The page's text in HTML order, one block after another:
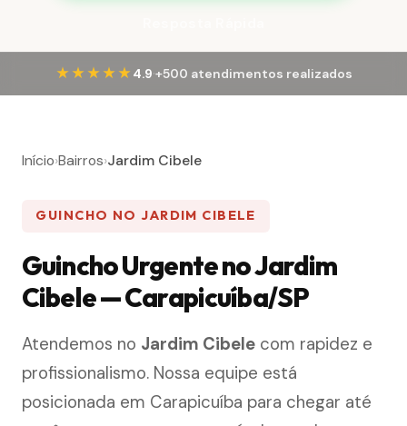
★★★★★ 4.9·+500 atendimentos realizados
Início›Bairros›Jardim Cibele
GUINCHO NO JARDIM CIBELE
Guincho Urgente no Jardim
Cibele — Carapicuíba/SP
Atendemos no Jardim Cibele com rapidez e
profissionalismo. Nossa equipe está
posicionada em Carapicuíba para chegar até